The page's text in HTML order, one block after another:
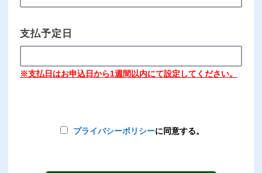
支払予定日
※支払日はお申込日から1週間以内にて設定してください。
プライバシーポリシーに同意する。